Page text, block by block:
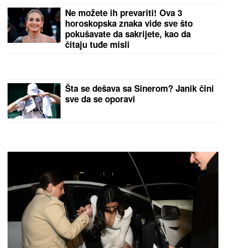
Ne možete ih prevariti! Ova 3
horoskopska znaka vide sve što
pokušavate da sakrijete, kao da
čitaju tuđe misli
Šta se dešava sa Sinerom? Janik čini
sve da se oporavi